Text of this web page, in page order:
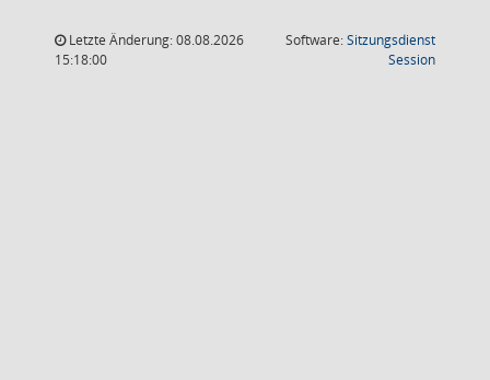
Letzte Änderung: 08.08.2026
15:18:00
Software:Sitzungsdienst
Session(Wird in